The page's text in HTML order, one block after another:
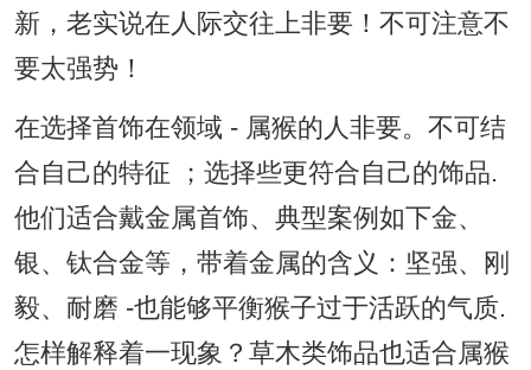
新，老实说在人际交往上非要！不可注意不
要太强势！
在选择首饰在领域 - 属猴的人非要。不可结
合自己的特征 ；选择些更符合自己的饰品.
他们适合戴金属首饰、典型案例如下金、
银、钛合金等，带着金属的含义：坚强、刚
毅、耐磨 -也能够平衡猴子过于活跃的气质.
怎样解释着一现象？草木类饰品也适合属猴